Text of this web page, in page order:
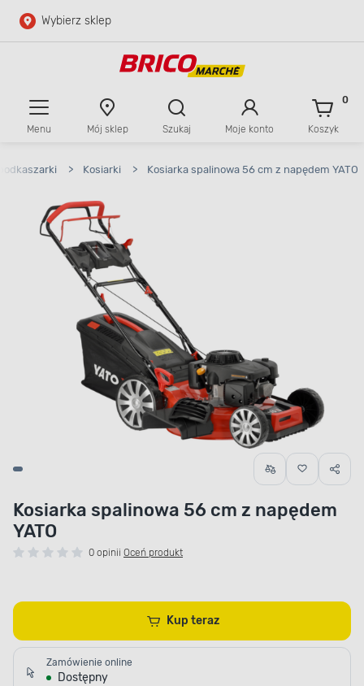
Przejdź do głównej zawartości
Wybierz sklep
Menu Mój sklep Szukaj Moje konto Koszyk
0
> Kosiarki > Kosiarka spalinowa 56 cm z napędem YATO
Kosiarka spalinowa 56 cm z napędem
YATO
0 opinii Oceń produkt
Kup teraz
Zamówienie online
Dostępny